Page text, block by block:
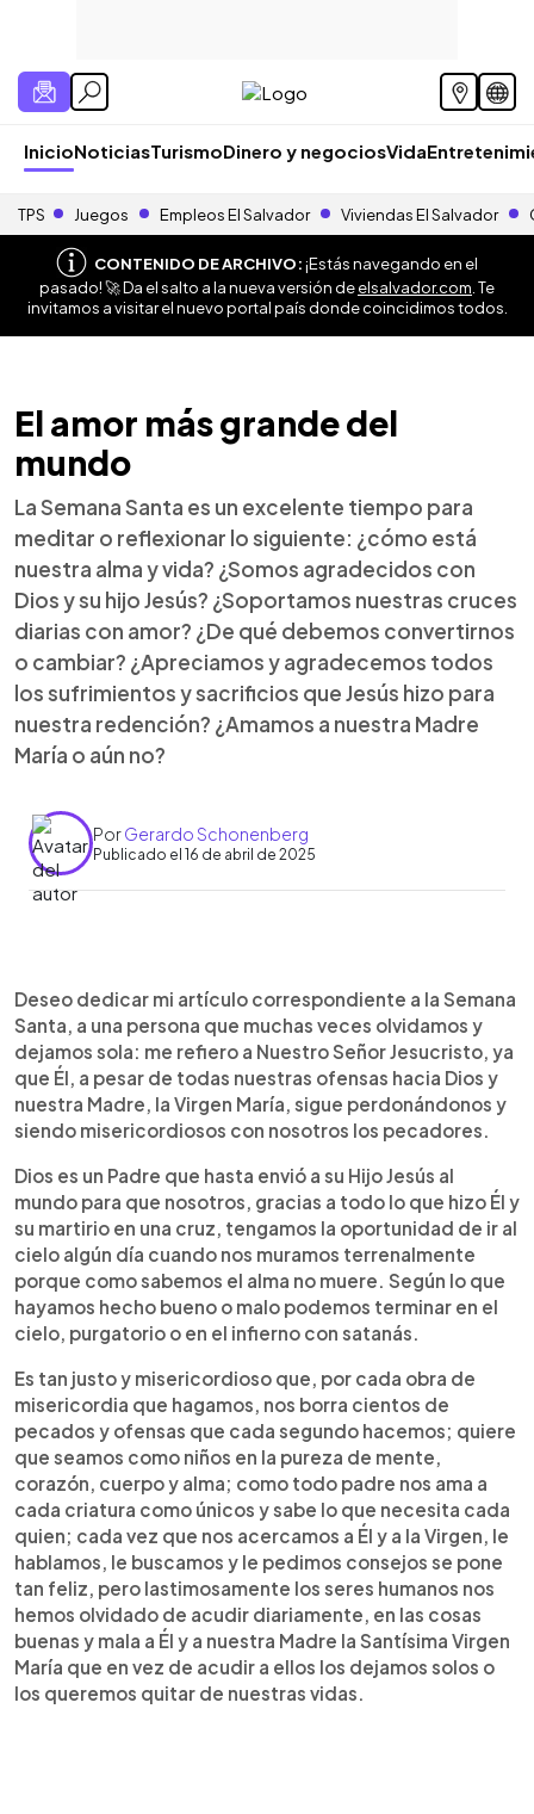
InicioNoticiasTurismoDinero y negociosVida
TPS Juegos Empleos El Salvador Viviendas El Salvador
CONTENIDO DE ARCHIVO:¡Estás navegando en el
pasado! 🚀 Da el salto a la nueva versión deelsalvador.com . Te
invitamos a visitar el nuevo portal país donde coincidimos todos.
El amor más grande del
mundo
La Semana Santa es un excelente tiempo para
meditar o reflexionar lo siguiente: ¿cómo está
nuestra alma y vida? ¿Somos agradecidos con
Dios y su hijo Jesús? ¿Soportamos nuestras cruces
diarias con amor? ¿De qué debemos convertirnos
o cambiar? ¿Apreciamos y agradecemos todos
los sufrimientos y sacrificios que Jesús hizo para
nuestra redención? ¿Amamos a nuestra Madre
María o aún no?
PorGerardo Schonenberg
Publicado el 16 de abril de 2025
► Escuchar artículo
Deseo dedicar mi artículo correspondiente a la Semana
Santa, a una persona que muchas veces olvidamos y
dejamos sola: me refiero a Nuestro Señor Jesucristo, ya
que Él, a pesar de todas nuestras ofensas hacia Dios y
nuestra Madre, la Virgen María, sigue perdonándonos y
siendo misericordiosos con nosotros los pecadores.
Dios es un Padre que hasta envió a su Hijo Jesús al
mundo para que nosotros, gracias a todo lo que hizo Él y
su martirio en una cruz, tengamos la oportunidad de ir al
cielo algún día cuando nos muramos terrenalmente
porque como sabemos el alma no muere. Según lo que
hayamos hecho bueno o malo podemos terminar en el
cielo, purgatorio o en el infierno con satanás.
Es tan justo y misericordioso que, por cada obra de
misericordia que hagamos, nos borra cientos de
pecados y ofensas que cada segundo hacemos; quiere
que seamos como niños en la pureza de mente,
corazón, cuerpo y alma; como todo padre nos ama a
cada criatura como únicos y sabe lo que necesita cada
quien; cada vez que nos acercamos a Él y a la Virgen, le
hablamos, le buscamos y le pedimos consejos se pone
tan feliz, pero lastimosamente los seres humanos nos
hemos olvidado de acudir diariamente, en las cosas
buenas y mala a Él y a nuestra Madre la Santísima Virgen
María que en vez de acudir a ellos los dejamos solos o
los queremos quitar de nuestras vidas.